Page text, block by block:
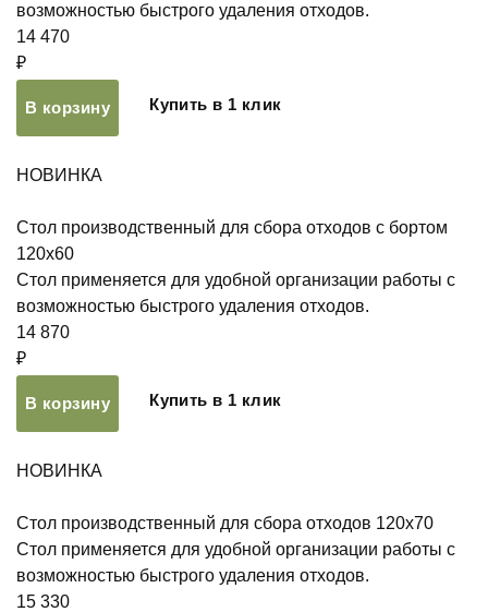
возможностью быстрого удаления отходов.
14 470
₽
В корзину Купить в 1 клик
НОВИНКА
Стол производственный для сбора отходов с бортом
120х60
Стол применяется для удобной организации работы с
возможностью быстрого удаления отходов.
14 870
₽
В корзину Купить в 1 клик
НОВИНКА
Стол производственный для сбора отходов 120х70
Стол применяется для удобной организации работы с
возможностью быстрого удаления отходов.
15 330